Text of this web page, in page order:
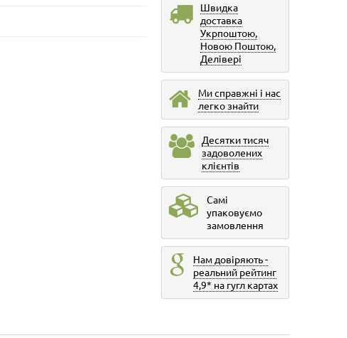
Швидка
доставка
Укрпоштою,
Новою Поштою,
Делівері
Ми справжні і нас
легко знайти
Десятки тисяч
задоволених
клієнтів
Самі
упаковуємо
замовлення
Нам довіряють -
реальний рейтинг
4,9* на гугл картах